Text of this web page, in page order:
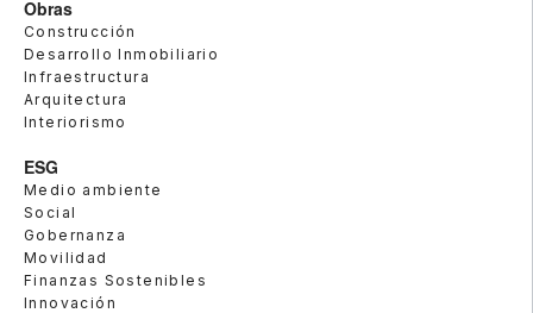
Obras
Construcción
Desarrollo Inmobiliario
Infraestructura
Arquitectura
Interiorismo
ESG
Medio ambiente
Social
Gobernanza
Movilidad
Finanzas Sostenibles
Innovación